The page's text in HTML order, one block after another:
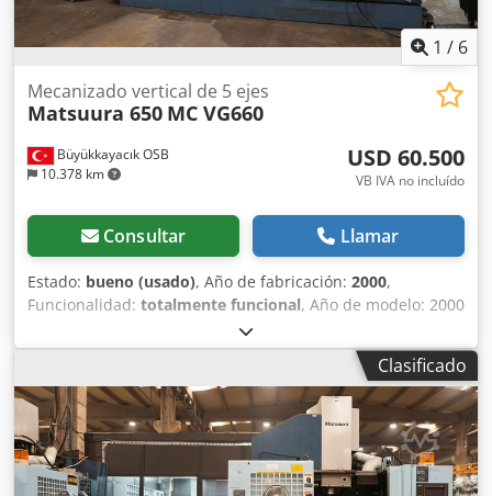
1 / 6
Büyükkayacık OSB
10.378 km
Mecanizado vertical de 5 ejes
Matsuura 650 MC VG660
USD 60.500
VB IVA no incluído
Consultar Llamar
Estado: bueno (usado), Año de fabricación: 2000,
Funcionalidad: totalmente funcional, Año de modelo: 2000
Ancho: 700 Largo: 400 Altura: 500 Dcedpfx Aqsx T Dipsqok
Número de ejes: 5 Portaherramientas: BBT40 Velocidad del
husillo (RPM): 20.000 Materiales mecanizables: acero,
aluminio, titanio, grafito, cobre, invar, composite, delrin,
PEEK
Clasificado